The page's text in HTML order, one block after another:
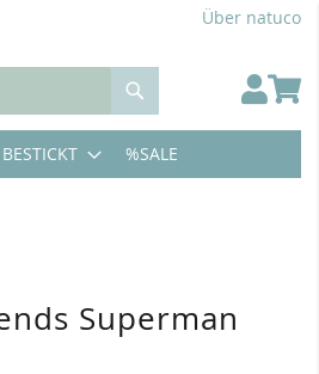
Über natuco
%SALE
Superman